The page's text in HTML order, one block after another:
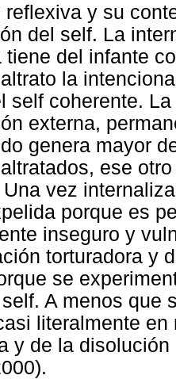
reflexiva y su
del self. La
tiene del infante
la
self coherente.
externa,
genera mayor
ese
vez
porque es
inseguro y
torturadora y
se
A menos que
literalmente
y de la